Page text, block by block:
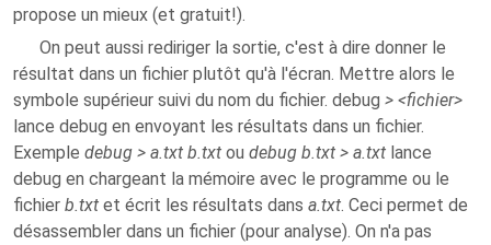
propose un mieux (et gratuit!).
On peut aussi rediriger la sortie, c'est à dire donner le
résultat dans un fichier plutôt qu'à l'écran. Mettre alors le
symbole supérieur suivi du nom du fichier. debug > <fichier>
lance debug en envoyant les résultats dans un fichier.
Exemple debug > a.txt b.txt ou debug b.txt > a.txt lance
debug en chargeant la mémoire avec le programme ou le
fichier b.txt et écrit les résultats dans a.txt. Ceci permet de
désassembler dans un fichier (pour analyse). On n'a pas